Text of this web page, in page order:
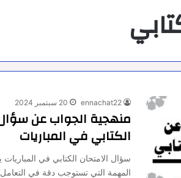
ennachat22 20 سبتمبر 2024
منهجية الجواب عن سؤال
الكتابي في المباريات
سؤال الامتحان الكتابي في المباريات
المهمة التي تستوجب دقة في